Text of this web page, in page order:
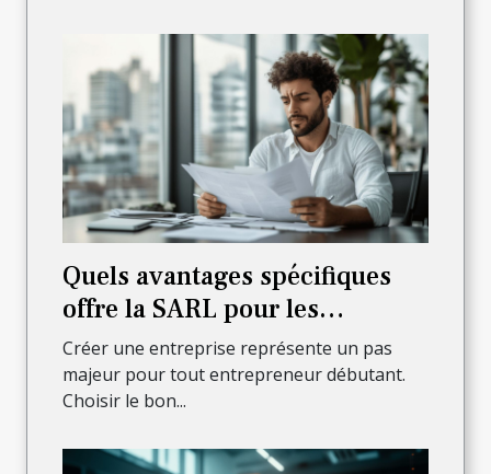
Quels avantages spécifiques
offre la SARL pour les
entrepreneurs débutants ?
Créer une entreprise représente un pas
majeur pour tout entrepreneur débutant.
Choisir le bon...